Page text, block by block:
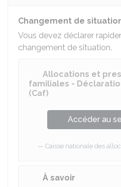
Changement de
Vous devez déclarer
changement de situation.
Allocations et
familiales -
(Caf)
Accéder au
Caisse nationale des
À savoir